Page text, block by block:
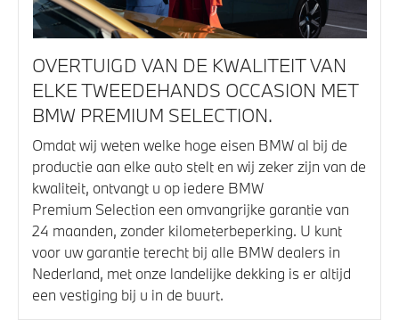
OVERTUIGD VAN DE KWALITEIT VAN
ELKE TWEEDEHANDS OCCASION MET
BMW PREMIUM SELECTION.
Omdat wij weten welke hoge eisen BMW al bij de
productie aan elke auto stelt en wij zeker zijn van de
kwaliteit, ontvangt u op iedere BMW
Premium Selection een omvangrijke garantie van
24 maanden, zonder kilometerbeperking. U kunt
voor uw garantie terecht bij alle BMW dealers in
Nederland, met onze landelijke dekking is er altijd
een vestiging bij u in de buurt.